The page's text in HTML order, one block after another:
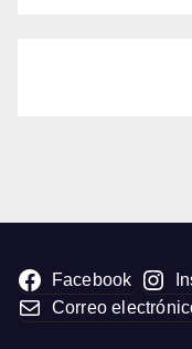
Facebook
Correo